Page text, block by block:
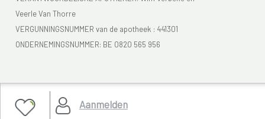
Aanmelden
Veerle Van Thorre
VERGUNNINGSNUMMER van de apotheek : 441301
ONDERNEMINGSNUMMER: BE 0820 565 956
Je vindt Apotheek Verbeke - Van Thorre in de FAGG lijst
van de apotheken die vergund zijn. Het FAGG